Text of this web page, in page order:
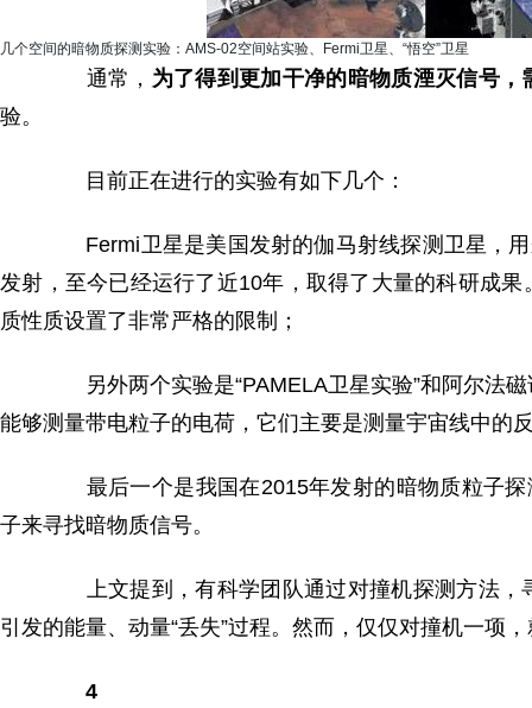
几个空间的暗物质探测实验：AMS-02空间站实验、Fermi卫星、“悟空”卫星
通常， 为了得到更加干净的暗物质湮灭信号，
验。
目前正在进行的实验有如下几个：
Fermi卫星是美国发射的伽马射线探测卫星，用
发射，至今已经运行了近10年，取得了大量的科研成
质性质设置了非常严格的限制；
另外两个实验是“PAMELA卫星实验”和阿尔法磁
能够测量带电粒子的电荷，它们主要是测量宇宙线中的
最后一个是我国在2015年发射的暗物质粒子探
子来寻找暗物质信号。
上文提到，有科学团队通过对撞机探测方法，
引发的能量、动量“丢失”过程。然而，仅仅对撞机一项
4